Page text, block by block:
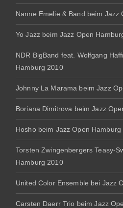
Nanne Emelie & Band beim Jazz
Yo Jazz beim Jazz Open
NDR BigBand feat. Wolfgang
Hamburg 2010
Johnny La Marama beim Jazz
Boriana Dimitrova beim Jazz
Hosho beim Jazz Open Hamburg
Torsten Zwingenbergers Teasy-
Hamburg 2010
United Color Ensemble bei Jazz
Carsten Daerr Trio beim Jazz